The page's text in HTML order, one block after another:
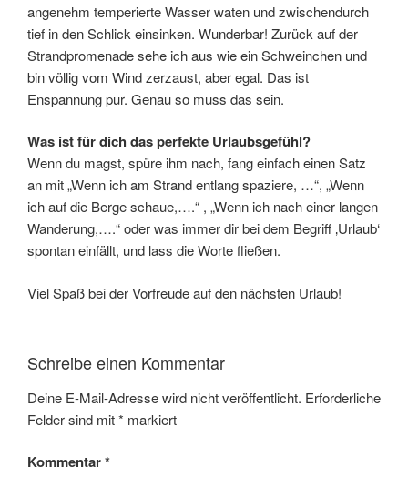
angenehm temperierte Wasser waten und zwischendurch
tief in den Schlick einsinken. Wunderbar! Zurück auf der
Strandpromenade sehe ich aus wie ein Schweinchen und
bin völlig vom Wind zerzaust, aber egal. Das ist
Enspannung pur. Genau so muss das sein.
Was ist für dich das perfekte Urlaubsgefühl?
Wenn du magst, spüre ihm nach, fang einfach einen Satz
an mit „Wenn ich am Strand entlang spaziere, …“, „Wenn
ich auf die Berge schaue,….“ , „Wenn ich nach einer langen
Wanderung,….“ oder was immer dir bei dem Begriff ‚Urlaub‘
spontan einfällt, und lass die Worte fließen.
Viel Spaß bei der Vorfreude auf den nächsten Urlaub!
Schreibe einen Kommentar
Deine E-Mail-Adresse wird nicht veröffentlicht. Erforderliche
Felder sind mit* markiert
Kommentar*